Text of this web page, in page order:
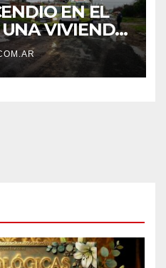
EN EL
VIVIENDA
POR